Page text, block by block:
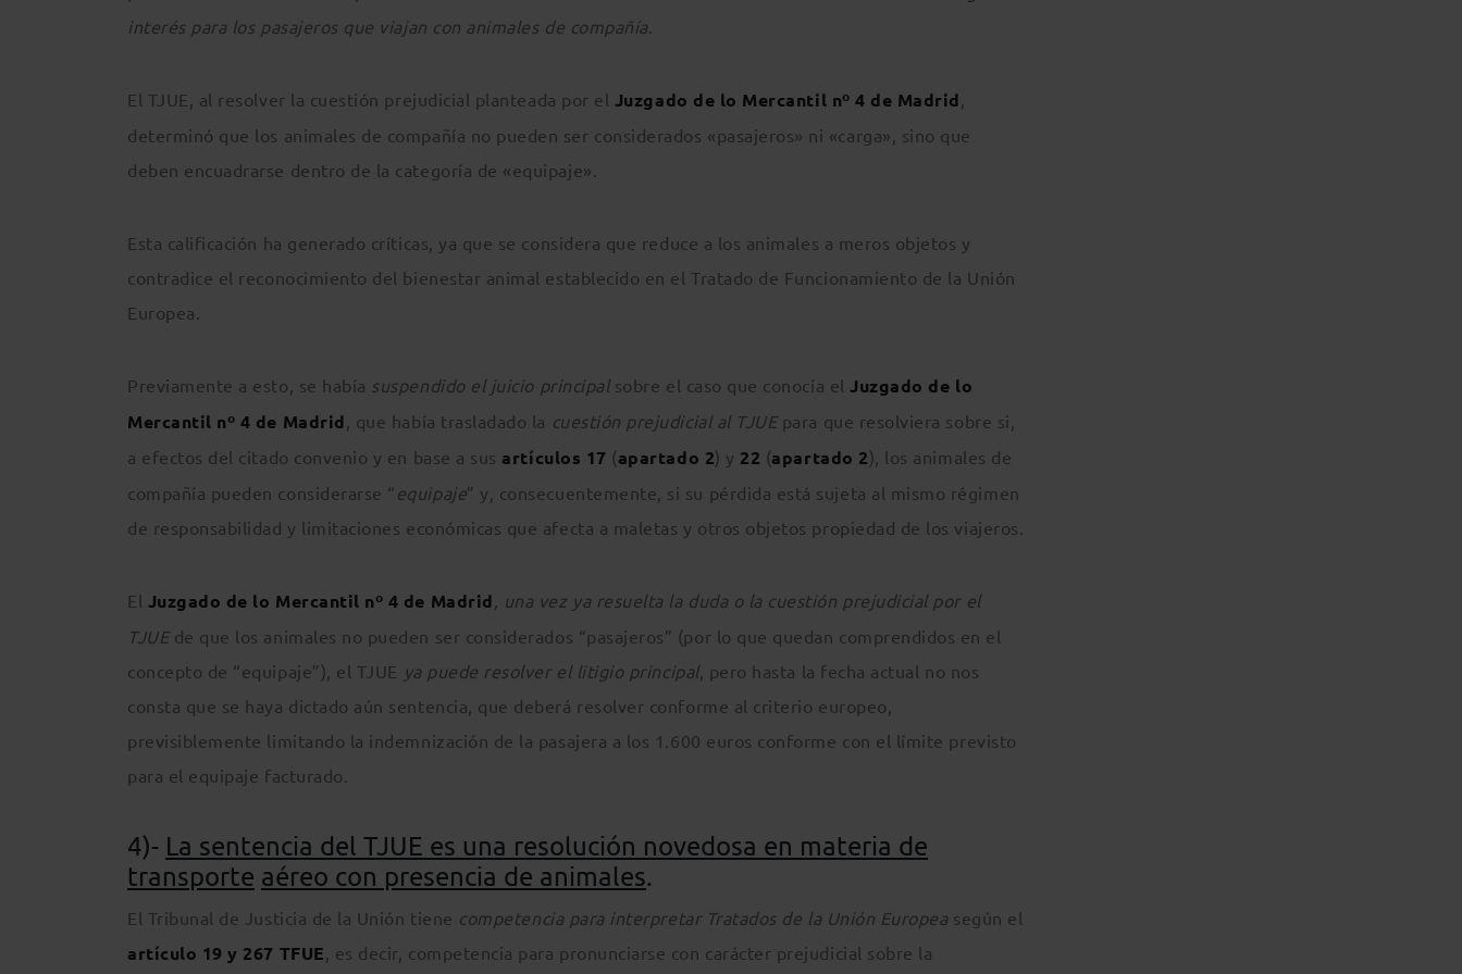
interés para los pasajeros que viajan con animales de compañía.
El TJUE, al resolver la cuestión prejudicial planteada por el Juzgado de lo Mercantil nº 4 de Madrid,
determinó que los animales de compañía no pueden ser considerados «pasajeros» ni «carga», sino que
deben encuadrarse dentro de la categoría de «equipaje».
Esta calificación ha generado críticas, ya que se considera que reduce a los animales a meros objetos y
contradice el reconocimiento del bienestar animal establecido en el Tratado de Funcionamiento de la Unión
Europea.
Previamente a esto, se había suspendido el juicio principal sobre el caso que conocía elJuzgado de lo
Mercantil nº 4 de Madrid, que había trasladado la cuestión prejudicial al TJUE para que resolviera sobre si,
a efectos del citado convenio y en base a sus artículos 17 (apartado 2) y 22 (apartado 2), los animales de
compañía pueden considerarse “ equipaje” y, consecuentemente, si su pérdida está sujeta al mismo régimen
de responsabilidad y limitaciones económicas que afecta a maletas y otros objetos propiedad de los viajeros.
El Juzgado de lo Mercantil nº 4 de Madrid , una vez ya resuelta la duda o la cuestión prejudicial por el
TJUE de que los animales no pueden ser considerados “pasajeros” (por lo que quedan comprendidos en el
concepto de “equipaje”), el TJUE ya puede resolver el litigio principal, pero hasta la fecha actual no nos
consta que se haya dictado aún sentencia, que deberá resolver conforme al criterio europeo,
previsiblemente limitando la indemnización de la pasajera a los 1.600 euros conforme con el límite previsto
para el equipaje facturado.
4)- La sentencia del TJUE es una resolución novedosa en materia de
transporte aéreo con presencia de animales.
El Tribunal de Justicia de la Unión tiene competencia para interpretar Tratados de la Unión Europea según el
artículo 19 y 267 TFUE, es decir, competencia para pronunciarse con carácter prejudicial sobre la